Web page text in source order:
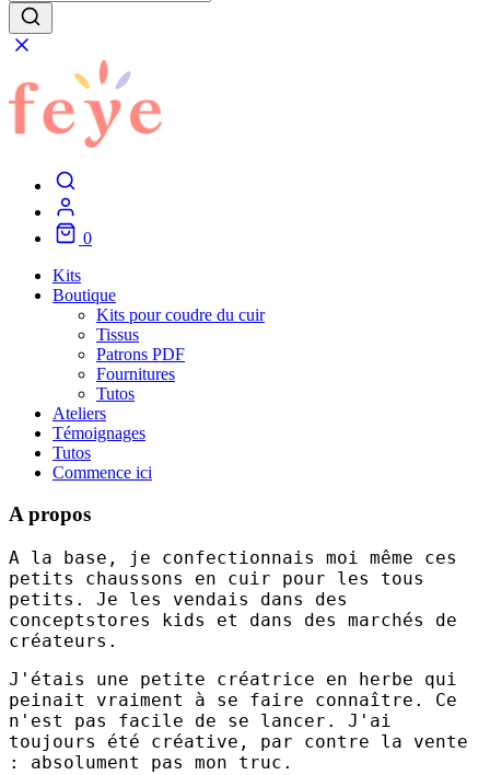
0
Kits
Boutique
Kits pour coudre du cuir
Tissus
Patrons PDF
Fournitures
Tutos
Ateliers
Témoignages
Tutos
Commence ici
A propos
A la base, je confectionnais moi même ces
petits chaussons en cuir pour les tous
petits. Je les vendais dans des
conceptstores kids et dans des marchés de
créateurs.
J'étais une petite créatrice en herbe qui
peinait vraiment à se faire connaître. Ce
n'est pas facile de se lancer. J'ai
toujours été créative, par contre la vente
: absolument pas mon truc.